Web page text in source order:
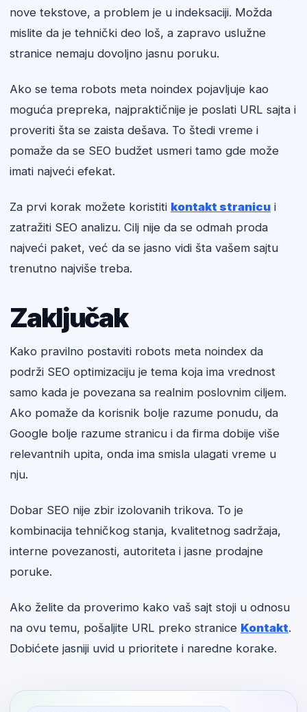
nove tekstove, a problem je u indeksaciji. Možda
mislite da je tehnički deo loš, a zapravo uslužne
stranice nemaju dovoljno jasnu poruku.
Ako se tema robots meta noindex pojavljuje kao
moguća prepreka, najpraktičnije je poslati URL sajta i
proveriti šta se zaista dešava. To štedi vreme i
pomaže da se SEO budžet usmeri tamo gde može
imati najveći efekat.
Za prvi korak možete koristiti kontakt stranicu i
zatražiti SEO analizu. Cilj nije da se odmah proda
najveći paket, već da se jasno vidi šta vašem sajtu
trenutno najviše treba.
Zaključak
Kako pravilno postaviti robots meta noindex da
podrži SEO optimizaciju je tema koja ima vrednost
samo kada je povezana sa realnim poslovnim ciljem.
Ako pomaže da korisnik bolje razume ponudu, da
Google bolje razume stranicu i da firma dobije više
relevantnih upita, onda ima smisla ulagati vreme u
nju.
Dobar SEO nije zbir izolovanih trikova. To je
kombinacija tehničkog stanja, kvalitetnog sadržaja,
interne povezanosti, autoriteta i jasne prodajne
poruke.
Ako želite da proverimo kako vaš sajt stoji u odnosu
na ovu temu, pošaljite URL preko stranice Kontakt.
Dobićete jasniji uvid u prioritete i naredne korake.